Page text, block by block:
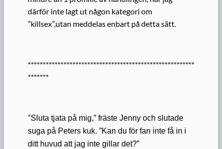
därför inte lagt ut någon kategori om
”killsex”,utan meddelas enbart på detta sätt.
********************************************************
*******
”Sluta tjata på mig,” fräste Jenny och slutade
suga på Peters kuk. ”Kan du för fan inte få in i
ditt huvud att jag inte gillar det?”